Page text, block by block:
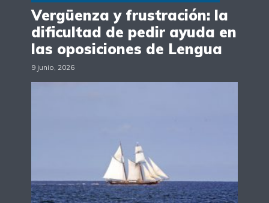
Vergüenza y frustración: la
dificultad de pedir ayuda en
las oposiciones de Lengua
9 junio, 2026